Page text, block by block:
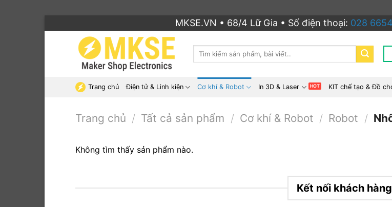
qua
MKSE.VN • 68/4 Lữ Gia • Số điện thoại: 028
Tìm
Trang chủ Điện tử & Linh kiện Cơ khí & Robot In 3D & Laser KIT chế tạo & Đồ
Trang chủ / Tất cả sản phẩm / Cơ khí & Robot / Robot /
Không tìm thấy sản phẩm nào.
Kết nối khách hàng